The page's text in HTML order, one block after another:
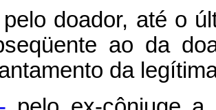
pelo doador, até o
ao da
da